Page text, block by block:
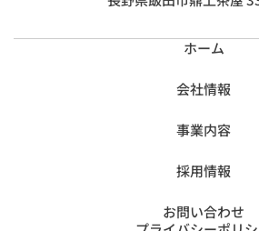
ホーム
会社情報
事業内容
採用情報
お問い合わせ